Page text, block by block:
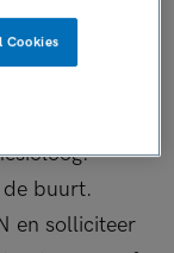
in
de buurt.
en solliciteer
Cookies